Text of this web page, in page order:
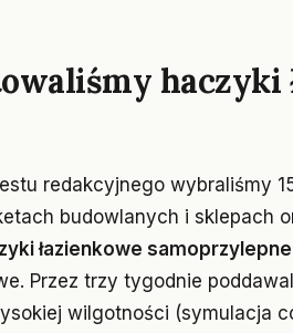
haczyki
redakcyjnego wybraliśmy
budowlanych i sklepach
łazienkowe samoprzylepne
Przez trzy tygodnie
wilgotności (symulacja